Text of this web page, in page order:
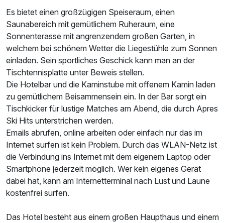
Ausstattung
Für 8 Tage p.P. ab665,00 €
Es bietet einen großzügigen Speiseraum, einen
Saunabereich mit gemütlichem Ruheraum, eine
Sonnenterasse mit angrenzendem großen Garten, in
welchem bei schönem Wetter die Liegestühle zum Sonnen
einladen. Sein sportliches Geschick kann man an der
Tischtennisplatte unter Beweis stellen.
Die Hotelbar und die Kaminstube mit offenem Kamin laden
zu gemütlichem Beisammensein ein. In der Bar sorgt ein
Tischkicker für lustige Matches am Abend, die durch Apres
Ski Hits unterstrichen werden.
Emails abrufen, online arbeiten oder einfach nur das im
Internet surfen ist kein Problem. Durch das WLAN-Netz ist
die Verbindung ins Internet mit dem eigenem Laptop oder
Smartphone jederzeit möglich. Wer kein eigenes Gerät
dabei hat, kann am Internetterminal nach Lust und Laune
kostenfrei surfen.
Das Hotel besteht aus einem großen Haupthaus und einem